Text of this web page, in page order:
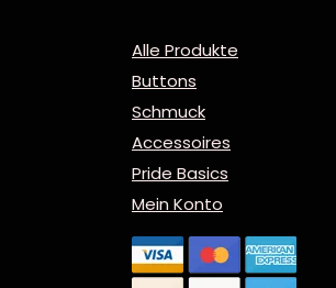
Alle Produkte
Buttons
Schmuck
Accessoires
Pride Basics
Mein Konto